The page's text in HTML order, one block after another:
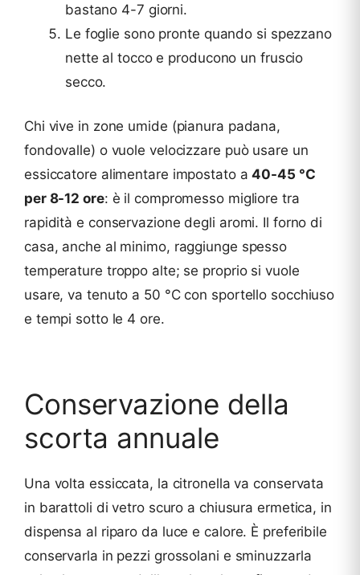
bastano 4-7 giorni.
Le foglie sono pronte quando si spezzano
nette al tocco e producono un fruscio
secco.
Chi vive in zone umide (pianura padana,
fondovalle) o vuole velocizzare può usare un
essiccatore alimentare impostato a40-45 °C
per 8-12 ore: è il compromesso migliore tra
rapidità e conservazione degli aromi. Il forno di
casa, anche al minimo, raggiunge spesso
temperature troppo alte; se proprio si vuole
usare, va tenuto a 50 °C con sportello socchiuso
e tempi sotto le 4 ore.
Conservazione della
scorta annuale
Una volta essiccata, la citronella va conservata
in barattoli di vetro scuro a chiusura ermetica, in
dispensa al riparo da luce e calore. È preferibile
conservarla in pezzi grossolani e sminuzzarla